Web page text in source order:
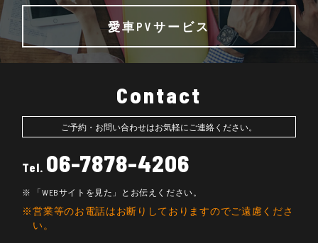
愛車PVサービス
Contact
ご予約・お問い合わせはお気軽にご連絡ください。
Tel. 06-7878-4206
「WEBサイトを見た」とお伝えください。
営業等のお電話はお断りしておりますのでご遠慮くださ
い。